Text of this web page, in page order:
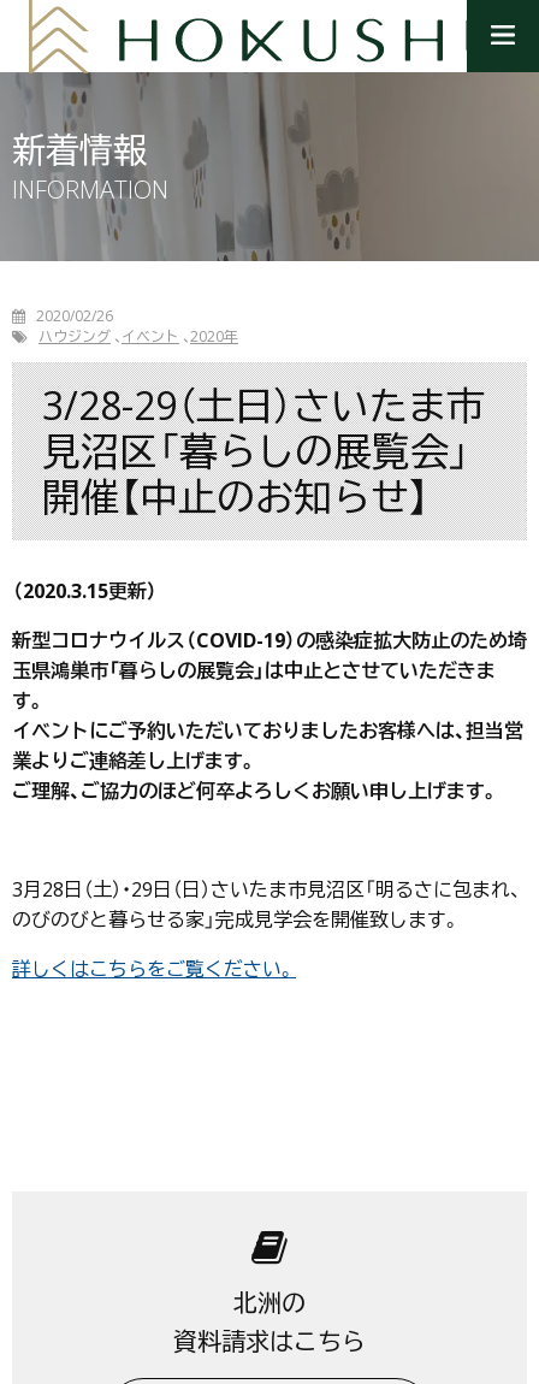
ニ
新着情報
INFORMATION
2020/02/26
ハウジング イベント 2020年
3/28-29（土日）さいたま市
見沼区「暮らしの展覧会」
開催【中止のお知らせ】
（2020.3.15更新）
新型コロナウイルス（COVID-19）の感染症拡大防止のため埼
玉県鴻巣市「暮らしの展覧会」は中止とさせていただきま
す。
イベントにご予約いただいておりましたお客様へは、担当営
業よりご連絡差し上げます。
ご理解、ご協力のほど何卒よろしくお願い申し上げます。
3月28日（土）・29日（日）さいたま市見沼区「明るさに包まれ、
のびのびと暮らせる家」完成見学会を開催致します。
詳しくはこちらをご覧ください。
北洲の
資料請求はこちら